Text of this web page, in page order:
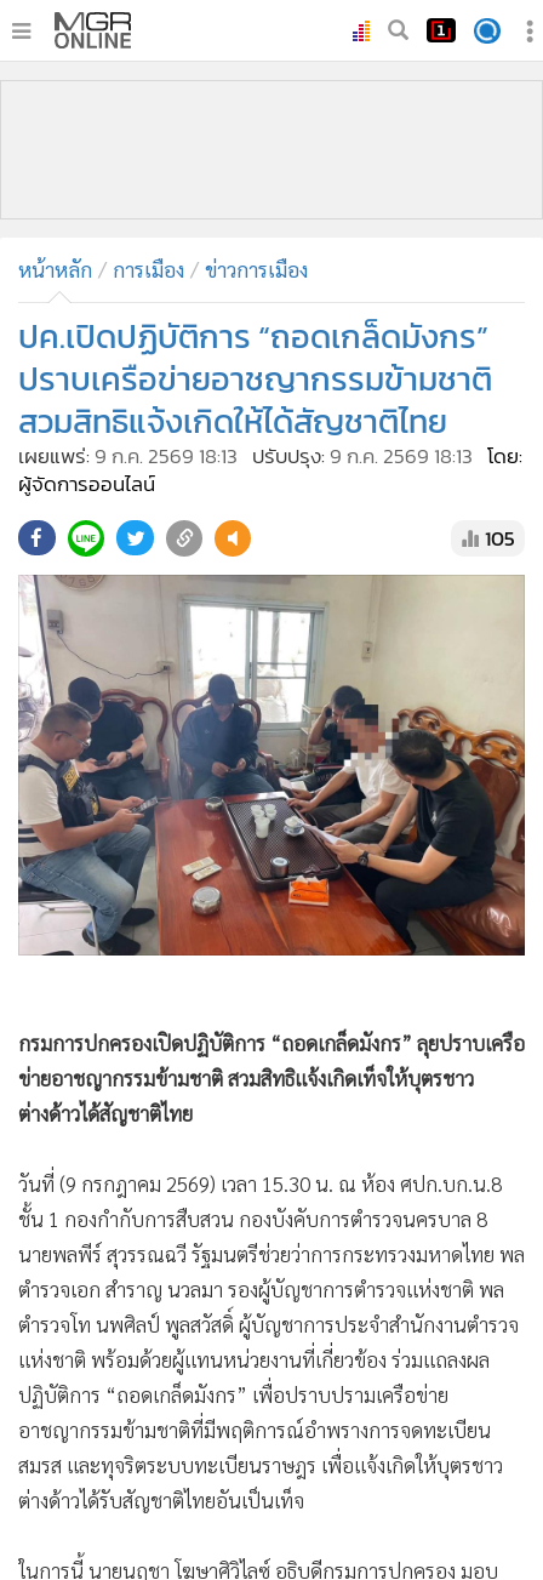
• บันเทิง
ผู้จัดการรายวัน
• คอลัมนิสต์
• ละคร
• CbizReview
• Cyber BIZ
• Good health & Well-being
• Green Innovation & SD
• Management & HR
• MGR Live
• Infographic
• การเมือง
• ท่องเที่ยว
กีฬา
• ต่างประเทศ
• Special Scoop
•
เศรษฐกิจ-ธุรกิจ
• จีน
• อาชญากรรม
• Motoring
• เกม
• SMEs
• หุ้น
• อินโดจีน
• กองทุนรวม
• Celeb Online
• Factcheck
• ญี่ปุ่น
• News1
Gotomanager
หน้าหลัก การเมือง ข่าวการเมือง
ปค.เปิดปฏิบัติการ “ถอดเกล็ดมังกร”
ปราบเครือข่ายอาชญากรรมข้ามชาติ
สวมสิทธิแจ้งเกิดให้ได้สัญชาติไทย
เผยแพร่: 9 ก.ค. 2569 18:13 ปรับปรุง: 9 ก.ค. 2569 18:13 โดย:
ผู้จัดการออนไลน์
105
กรมการปกครองเปิดปฏิบัติการ “ถอดเกล็ดมังกร” ลุยปราบเครือ
ข่ายอาชญากรรมข้ามชาติ สวมสิทธิแจ้งเกิดเท็จให้บุตรชาว